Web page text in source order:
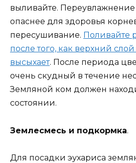
выливайте. Переувлажнение
опаснее для здоровья
пересушивание. Поливайте
после того, как верхний
высыхает. После периода
очень скудный в течение
Земляной ком должен
состоянии.
Землесмесь и подкормка.
Для посадки эухариса